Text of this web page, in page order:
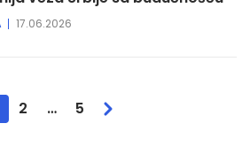
17.06.2026
2 … 5